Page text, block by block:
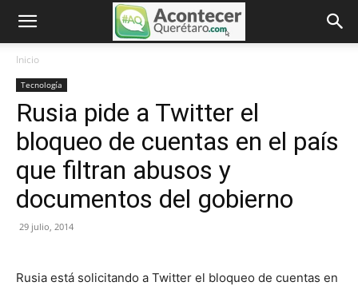
Inicio
Tecnología
Rusia pide a Twitter el
bloqueo de cuentas en el país
que filtran abusos y
documentos del gobierno
29 julio, 2014
Rusia está solicitando a Twitter el bloqueo de cuentas en